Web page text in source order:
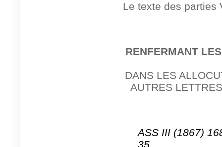
Le texte des parties
RENFERMANT
DANS LES
AUTRES
ASS III (1867)
35.